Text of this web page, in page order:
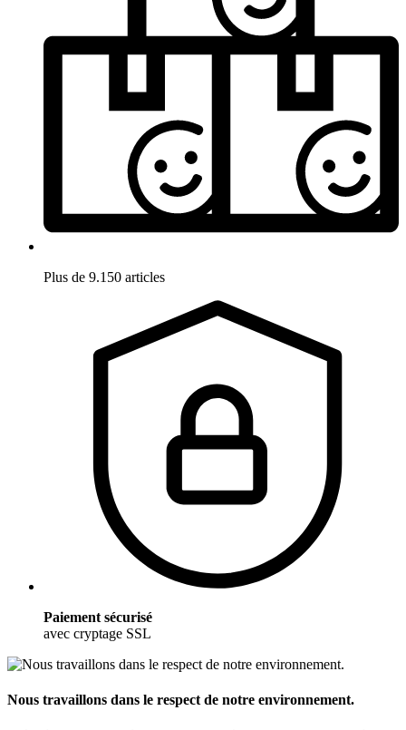
Plus de 9.150 articles
Paiement sécurisé
avec cryptage SSL
Nous travaillons dans le respect de notre environnement.